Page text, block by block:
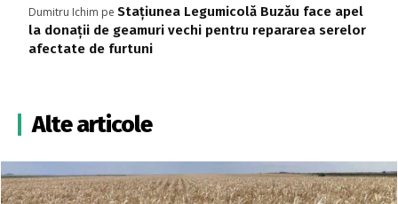
Dumitru Ichim pe Stațiunea Legumicolă Buzău face apel
la donații de geamuri vechi pentru repararea serelor
afectate de furtuni
Alte articole